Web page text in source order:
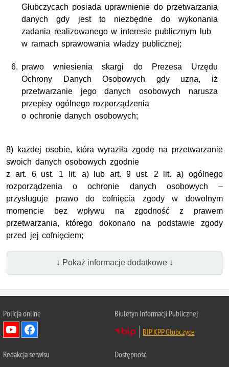
Głubczycach posiada uprawnienie do przetwarzania
danych gdy jest to niezbędne do wykonania
zadania realizowanego w interesie publicznym lub
w ramach sprawowania władzy publicznej;
prawo wniesienia skargi do Prezesa Urzędu
Ochrony Danych Osobowych gdy uzna, iż
przetwarzanie jego danych osobowych narusza
przepisy ogólnego rozporządzenia
o ochronie danych osobowych;
8) każdej osobie, która wyraziła zgodę na przetwarzanie
swoich danych osobowych zgodnie
z art. 6 ust. 1 lit. a) lub art. 9 ust. 2 lit. a) ogólnego
rozporządzenia o ochronie danych osobowych –
przysługuje prawo do cofnięcia zgody w dowolnym
momencie bez wpływu na zgodność z prawem
przetwarzania, którego dokonano na podstawie zgody
przed jej cofnięciem;
↓ Pokaż informacje dodatkowe ↓
Policja online
Biuletyn Informacji Publicznej
BIP KPP Głubczyce
Redakcja serwisu
Dostępność